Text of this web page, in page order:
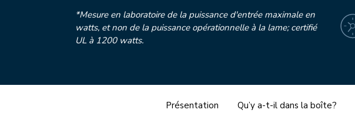
*Mesure en laboratoire de la puissance d'entrée maximale en
watts, et non de la puissance opérationnelle à la lame; certifié
UL à 1200 watts.
Présentation Qu’y a-t-il dans la boîte?